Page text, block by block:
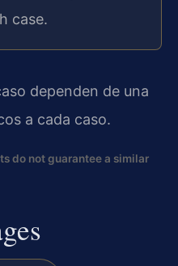
case.
dependen de una
a cada caso.
do not guarantee a similar